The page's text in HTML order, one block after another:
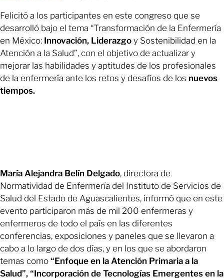
Felicitó a los participantes en este congreso que se
desarrolló bajo el tema “Transformación de la Enfermería
en México: Innovación, Liderazgo y Sostenibilidad en la
Atención a la Salud”, con el objetivo de actualizar y
mejorar las habilidades y aptitudes de los profesionales
de la enfermería ante los retos y desafíos de los nuevos
tiempos.
María Alejandra Belín Delgado, directora de
Normatividad de Enfermería del Instituto de Servicios de
Salud del Estado de Aguascalientes, informó que en este
evento participaron más de mil 200 enfermeras y
enfermeros de todo el país en las diferentes
conferencias, exposiciones y paneles que se llevaron a
cabo a lo largo de dos días, y en los que se abordaron
temas como “Enfoque en la Atención Primaria a la
Salud”, “Incorporación de Tecnologías Emergentes en la